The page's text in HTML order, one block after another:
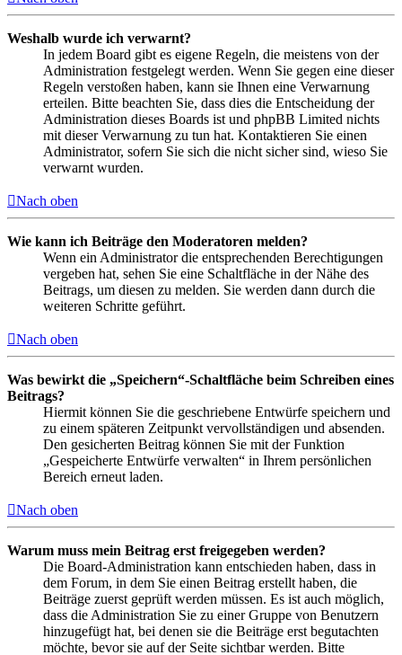
Weshalb wurde ich verwarnt?
In jedem Board gibt es eigene Regeln, die meistens von der
Administration festgelegt werden. Wenn Sie gegen eine dieser
Regeln verstoßen haben, kann sie Ihnen eine Verwarnung
erteilen. Bitte beachten Sie, dass dies die Entscheidung der
Administration dieses Boards ist und phpBB Limited nichts
mit dieser Verwarnung zu tun hat. Kontaktieren Sie einen
Administrator, sofern Sie sich die nicht sicher sind, wieso Sie
verwarnt wurden.
Nach oben
Wie kann ich Beiträge den Moderatoren melden?
Wenn ein Administrator die entsprechenden Berechtigungen
vergeben hat, sehen Sie eine Schaltfläche in der Nähe des
Beitrags, um diesen zu melden. Sie werden dann durch die
weiteren Schritte geführt.
Nach oben
Was bewirkt die „Speichern“-Schaltfläche beim Schreiben eines
Beitrags?
Hiermit können Sie die geschriebene Entwürfe speichern und
zu einem späteren Zeitpunkt vervollständigen und absenden.
Den gesicherten Beitrag können Sie mit der Funktion
„Gespeicherte Entwürfe verwalten“ in Ihrem persönlichen
Bereich erneut laden.
Nach oben
Warum muss mein Beitrag erst freigegeben werden?
Die Board-Administration kann entschieden haben, dass in
dem Forum, in dem Sie einen Beitrag erstellt haben, die
Beiträge zuerst geprüft werden müssen. Es ist auch möglich,
dass die Administration Sie zu einer Gruppe von Benutzern
hinzugefügt hat, bei denen sie die Beiträge erst begutachten
möchte, bevor sie auf der Seite sichtbar werden. Bitte